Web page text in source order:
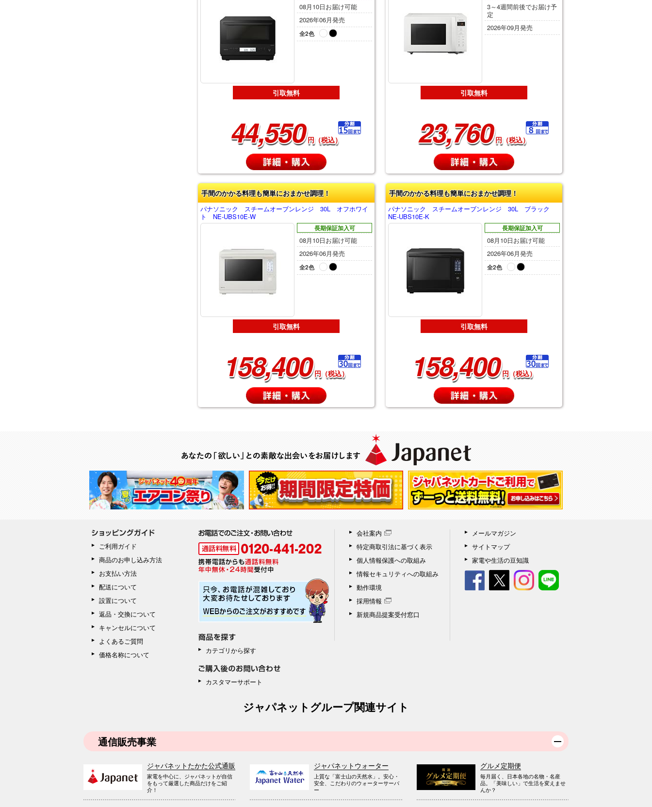
08月10日お届け可能
2026年06月発売
全2色
引取無料
44,550 円（税込）
3～4週間前後でお届け予
定
2026年09月発売
引取無料
23,760 円（税込）
手間のかかる料理も簡単におまかせ調理！
パナソニック スチームオーブンレンジ 30L オフホワイ
ト NE-UBS10E-W
長期保証加入可
08月10日お届け可能
2026年06月発売
全2色
引取無料
158,400 円（税込）
手間のかかる料理も簡単におまかせ調理！
パナソニック スチームオーブンレンジ 30L ブラック
NE-UBS10E-K
長期保証加入可
08月10日お届け可能
2026年06月発売
全2色
引取無料
158,400 円（税込）
ご利用ガイド
商品のお申し込み方法
お支払い方法
配送について
設置について
返品・交換について
キャンセルについて
よくあるご質問
価格名称について
カテゴリから探す
カスタマーサポート
会社案内
特定商取引法に基づく表示
個人情報保護への取組み
情報セキュリティへの取組み
動作環境
採用情報
新規商品提案受付窓口
メールマガジン
サイトマップ
家電や生活の豆知識
ジャパネットグループ関連サイト
通信販売事業
ジャパネットたかた公式通販
家電を中心に、ジャパネットが自信
をもって厳選した商品だけをご紹
介！
ジャパネットウォーター
上質な「富士山の天然水」。安心・
安全、こだわりのウォーターサーバ
ー
グルメ定期便
毎月届く、日本各地の名物・名産
品。「美味しい」で生活を変えませ
んか？